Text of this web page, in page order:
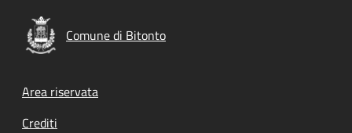
Comune di Bitonto
Footer menu
Area riservata
Crediti